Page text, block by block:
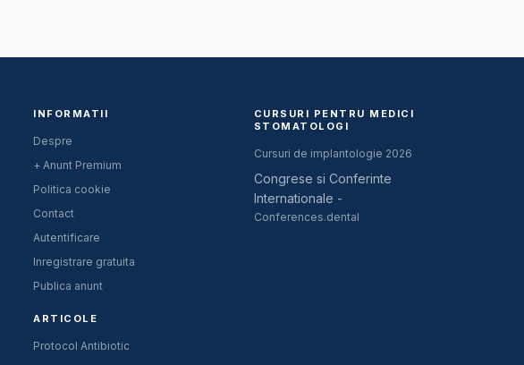
INFORMATII
Despre
+ Anunt Premium
Politica cookie
Contact
Autentificare
Inregistrare gratuita
Publica anunt
ARTICOLE
Protocol Antibiotic
CURSURI PENTRU MEDICI
STOMATOLOGI
Cursuri de implantologie 2026
Congrese si Conferinte
Internationale -
Conferences.dental